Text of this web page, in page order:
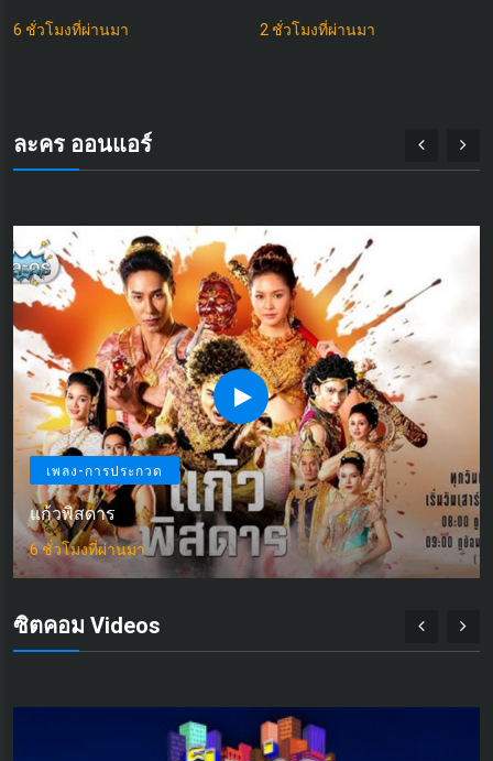
6 ชั่วโมงที่ผ่านมา 2 ชั่วโมงที่ผ่านมา
ละคร ออนแอร์
เพลง-การประกวด
แก้วพิสดาร
6 ชั่วโมงที่ผ่านมา
ซิตคอม Videos